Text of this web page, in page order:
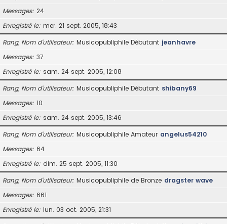
Messages 24
Enregistré le mer. 21 sept. 2005, 18:43
Rang, Nom d’utilisateur Musicopubliphile Débutant jeanhavre
Messages 37
Enregistré le sam. 24 sept. 2005, 12:08
Rang, Nom d’utilisateur Musicopubliphile Débutant shibany69
Messages 10
Enregistré le sam. 24 sept. 2005, 13:46
Rang, Nom d’utilisateur Musicopubliphile Amateur angelus54210
Messages 64
Enregistré le dim. 25 sept. 2005, 11:30
Rang, Nom d’utilisateur Musicopubliphile de Bronze dragster wave
Messages 661
Enregistré le lun. 03 oct. 2005, 21:31